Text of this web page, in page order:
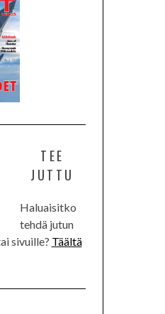
TEE
JUTTU
Haluaisitko
tehdä jutun
sivuille? Täältä